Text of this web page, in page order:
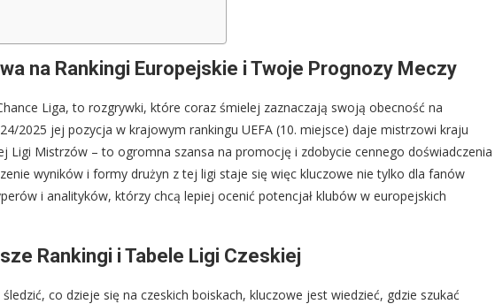
na Rankingi Europejskie i Twoje Prognozy Meczy
Liga, to rozgrywki, które coraz śmielej zaznaczają swoją obecność na
2025 jej pozycja w krajowym rankingu UEFA (10. miejsce) daje mistrzowi kraju
Ligi Mistrzów – to ogromna szansa na promocję i zdobycie cennego doświadczenia
wyników i formy drużyn z tej ligi staje się więc kluczowe nie tylko dla fanów
i analityków, którzy chcą lepiej ocenić potencjał klubów w europejskich
Rankingi i Tabele Ligi Czeskiej
co dzieje się na czeskich boiskach, kluczowe jest wiedzieć, gdzie szukać